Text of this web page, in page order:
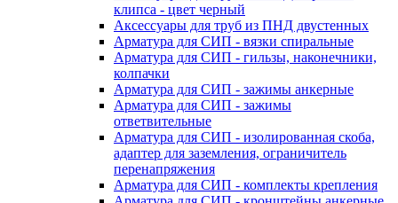
клипса - цвет черный
Аксессуары для труб из ПНД двустенных
Арматура для СИП - вязки спиральные
Арматура для СИП - гильзы, наконечники,
колпачки
Арматура для СИП - зажимы анкерные
Арматура для СИП - зажимы
ответвительные
Арматура для СИП - изолированная скоба,
адаптер для заземления, ограничитель
перенапряжения
Арматура для СИП - комплекты крепления